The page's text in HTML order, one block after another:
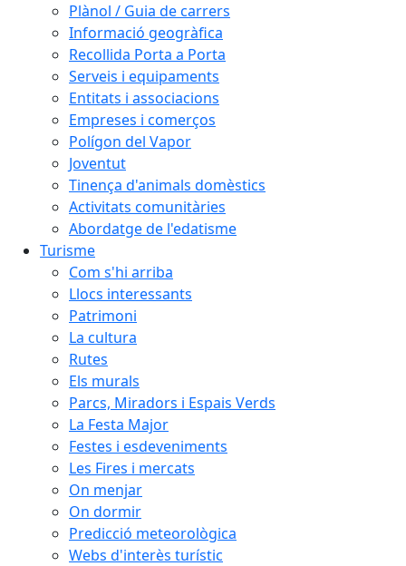
Plànol / Guia de carrers
Informació geogràfica
Recollida Porta a Porta
Serveis i equipaments
Entitats i associacions
Empreses i comerços
Polígon del Vapor
Joventut
Tinença d'animals domèstics
Activitats comunitàries
Abordatge de l'edatisme
Turisme
Com s'hi arriba
Llocs interessants
Patrimoni
La cultura
Rutes
Els murals
Parcs, Miradors i Espais Verds
La Festa Major
Festes i esdeveniments
Les Fires i mercats
On menjar
On dormir
Predicció meteorològica
Webs d'interès turístic